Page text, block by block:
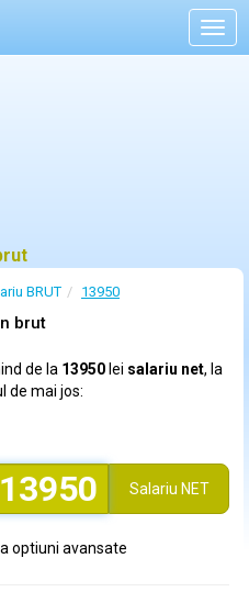
BRUT 13950
brut
de la 13950 lei salariu net, la
de mai jos:
Salariu NET
optiuni avansate